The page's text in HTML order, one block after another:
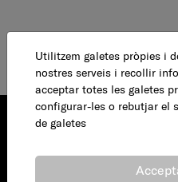
08140 Caldes de Montbui
Utilitzem galetes pròpies i
nostres serveis i recollir
acceptar totes les galetes
configurar-les o rebutjar el
de galetes